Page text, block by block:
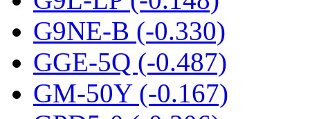
G9NE-B (-0.330)
GGE-5Q (-0.487)
GM-50Y (-0.167)